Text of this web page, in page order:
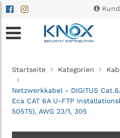
Startseite Kategorien
Netzwerkkabel - DIGITUS
Eca CAT 6A U-FTP
50575), AWG 23/1, 305